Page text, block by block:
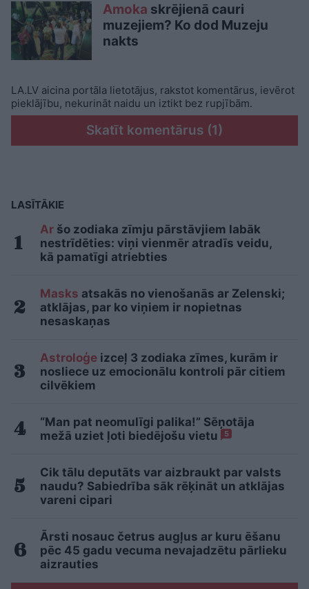
Amoka skrējienā cauri
muzejiem? Ko dod Muzeju
nakts
LA.LV aicina portāla lietotājus, rakstot komentārus, ievērot
pieklājību, nekurināt naidu un iztikt bez rupjībām.
Skatīt komentārus (1)
LASĪTĀKIE
Ar šo zodiaka zīmju pārstāvjiem labāk
nestrīdēties: viņi vienmēr atradīs veidu,
kā pamatīgi atriebties
Masks atsakās no vienošanās ar Zelenski;
atklājas, par ko viņiem ir nopietnas
nesaskaņas
Astroloģe izceļ 3 zodiaka zīmes, kurām ir
nosliece uz emocionālu kontroli pār citiem
cilvēkiem
“Man pat neomulīgi palika!” Sēņotāja
mežā uziet ļoti biedējošu vietu
5
Cik tālu deputāts var aizbraukt par valsts
naudu? Sabiedrība sāk rēķināt un atklājas
vareni cipari
Ārsti nosauc četrus augļus ar kuru ēšanu
pēc 45 gadu vecuma nevajadzētu pārlieku
aizrauties